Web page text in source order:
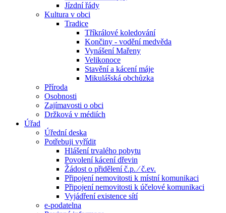
Jízdní řády
Kultura v obci
Tradice
Tříkrálové koledování
Končiny - vodění medvěda
Vynášení Mařeny
Velikonoce
Stavění a kácení máje
Mikulášská obchůzka
Příroda
Osobnosti
Zajímavosti o obci
Držková v médiích
Úřad
Úřední deska
Potřebuji vyřídit
Hlášení trvalého pobytu
Povolení kácení dřevin
Žádost o přidělení č.p. ⁄ č.ev.
Připojení nemovitosti k místní komunikaci
Připojení nemovitosti k účelové komunikaci
Vyjádření existence sítí
e-podatelna